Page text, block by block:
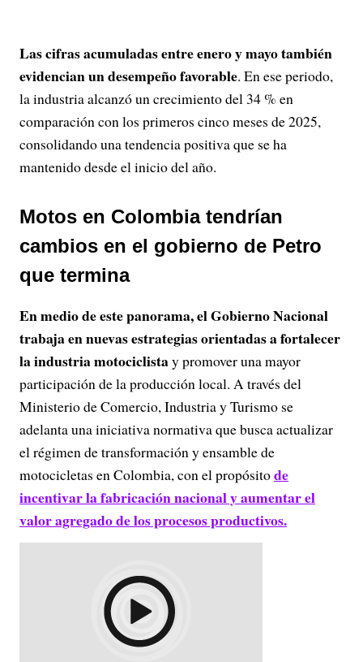
Las cifras acumuladas entre enero y mayo también
evidencian un desempeño favorable. En ese periodo,
la industria alcanzó un crecimiento del 34 % en
comparación con los primeros cinco meses de 2025,
consolidando una tendencia positiva que se ha
mantenido desde el inicio del año.
Motos en Colombia tendrían
cambios en el gobierno de Petro
que termina
En medio de este panorama, el Gobierno Nacional
trabaja en nuevas estrategias orientadas a fortalecer
la industria motociclistay promover una mayor
participación de la producción local. A través del
Ministerio de Comercio, Industria y Turismo se
adelanta una iniciativa normativa que busca actualizar
el régimen de transformación y ensamble de
motocicletas en Colombia, con el propósitode
incentivar la fabricación nacional y aumentar el
valor agregado de los procesos productivos.